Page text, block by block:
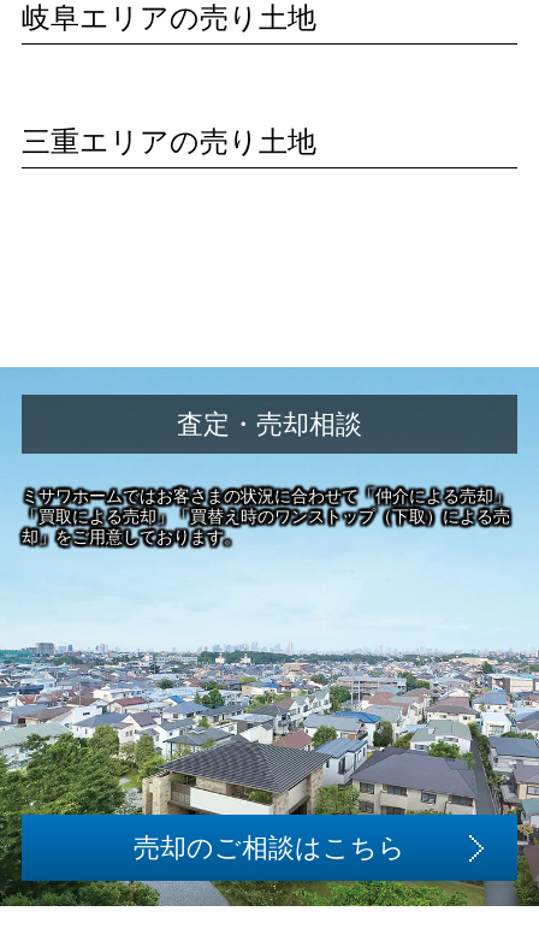
岐阜エリアの売り土地
三重エリアの売り土地
査定・売却相談
ミサワホームではお客さまの状況に合わせて「仲介による売却」
「買取による売却」 「買替え時のワンストップ（下取）による売
却」をご用意しております。
売却のご相談はこちら